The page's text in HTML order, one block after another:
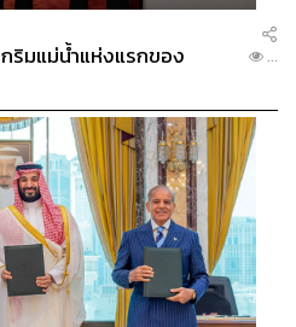
ริมแม่น้ำแห่งแรกของ
...